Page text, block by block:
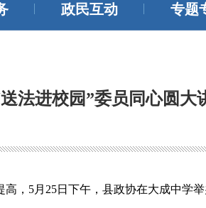
政民互动 专题
法进校园”委员同心圆大
，5月25日下午，县政协在大成中学